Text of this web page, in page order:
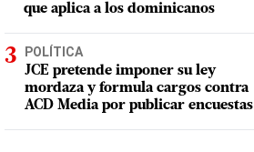
que aplica a los dominicanos
POLÍTICA
JCE pretende imponer su ley
mordaza y formula cargos contra
ACD Media por publicar encuestas